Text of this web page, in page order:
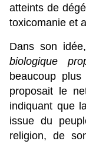
atteints de
toxicomanie et
Dans son
biologique
beaucoup plus
proposait le
indiquant que
issue du
religion, de